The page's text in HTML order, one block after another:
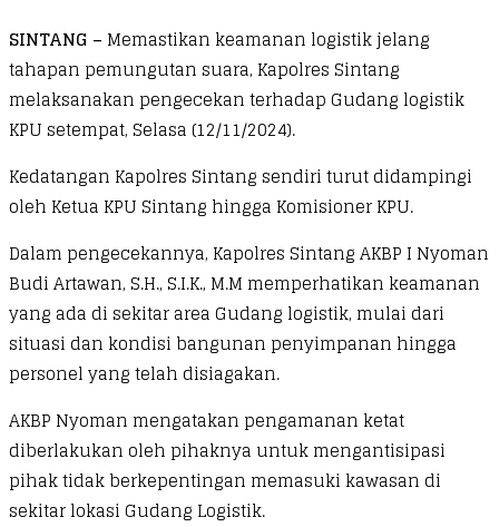
SINTANG – Memastikan keamanan logistik jelang
tahapan pemungutan suara, Kapolres Sintang
melaksanakan pengecekan terhadap Gudang logistik
KPU setempat, Selasa (12/11/2024).
Kedatangan Kapolres Sintang sendiri turut didampingi
oleh Ketua KPU Sintang hingga Komisioner KPU.
Dalam pengecekannya, Kapolres Sintang AKBP I Nyoman
Budi Artawan, S.H., S.I.K., M.M memperhatikan keamanan
yang ada di sekitar area Gudang logistik, mulai dari
situasi dan kondisi bangunan penyimpanan hingga
personel yang telah disiagakan.
AKBP Nyoman mengatakan pengamanan ketat
diberlakukan oleh pihaknya untuk mengantisipasi
pihak tidak berkepentingan memasuki kawasan di
sekitar lokasi Gudang Logistik.